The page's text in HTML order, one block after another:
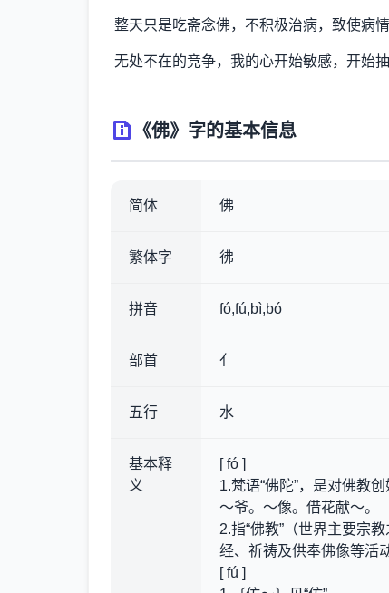
整天只是吃斋念佛，不积极治病，致使病
无处不在的竞争，我的心开始敏感，开始
《佛》字的基本信息
简体 佛
繁体字 彿
拼音 fó,fú,bì,bó
部首 亻
五行 水
基本释
义
[ fó ]
1.梵语“佛陀”，是对佛教
～爷。～像。借花献～。
2.指“佛教”（世界主要宗教
经、祈祷及供奉佛像等活
[ fú ]